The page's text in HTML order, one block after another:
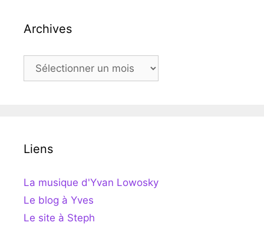
Archives
Archives
Liens
La musique d'Yvan Lowosky
Le blog à Yves
Le site à Steph